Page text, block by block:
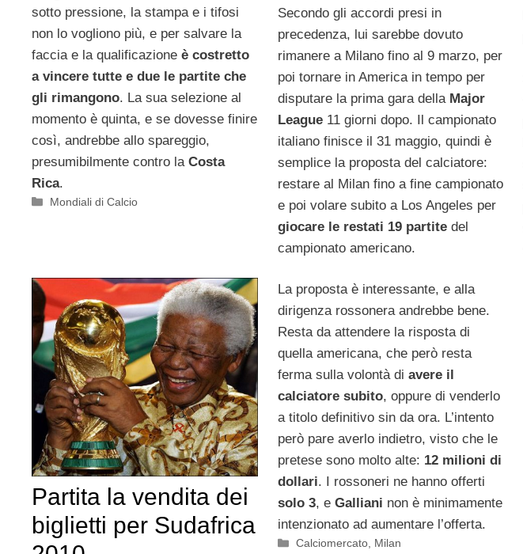
sotto pressione, la stampa e i tifosi
non lo vogliono più, e per salvare la
faccia e la qualificazione è costretto
a vincere tutte e due le partite che
gli rimangono. La sua selezione al
momento è quinta, e se dovesse finire
così, andrebbe allo spareggio,
presumibilmente contro la Costa
Rica.
Categorie
Mondiali di Calcio
Secondo gli accordi presi in
precedenza, lui sarebbe dovuto
rimanere a Milano fino al 9 marzo, per
poi tornare in America in tempo per
disputare la prima gara della Major
League11 giorni dopo. Il campionato
italiano finisce il 31 maggio, quindi è
semplice la proposta del calciatore:
restare al Milan fino a fine campionato
e poi volare subito a Los Angeles per
giocare le restati 19 partite del
campionato americano.
La proposta è interessante, e alla
dirigenza rossonera andrebbe bene.
Resta da attendere la risposta di
quella americana, che però resta
ferma sulla volontà di avere il
calciatore subito, oppure di venderlo
a titolo definitivo sin da ora. L’intento
però pare averlo indietro, visto che le
pretese sono molto alte: 12 milioni di
dollari. I rossoneri ne hanno offerti
solo 3, e Galliani non è minimamente
intenzionato ad aumentare l’offerta.
Categorie
Calciomercato, Milan
Partita la vendita dei
biglietti per Sudafrica